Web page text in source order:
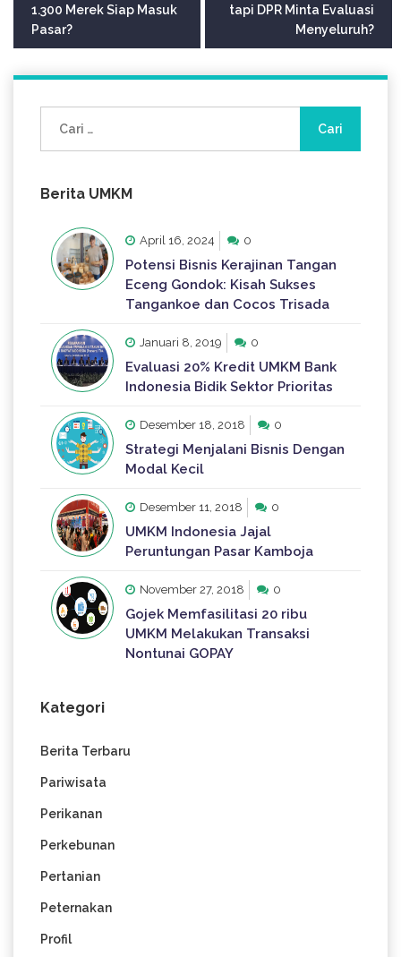
1.300 Merek Siap Masuk
Pasar?
tapi DPR Minta Evaluasi
Menyeluruh?
untuk:
Berita UMKM
April 16, 2024 0
Potensi Bisnis Kerajinan Tangan
Eceng Gondok: Kisah Sukses
Tangankoe dan Cocos Trisada
Januari 8, 2019 0
Evaluasi 20% Kredit UMKM Bank
Indonesia Bidik Sektor Prioritas
Desember 18, 2018 0
Strategi Menjalani Bisnis Dengan
Modal Kecil
Desember 11, 2018 0
UMKM Indonesia Jajal
Peruntungan Pasar Kamboja
November 27, 2018 0
Gojek Memfasilitasi 20 ribu
UMKM Melakukan Transaksi
Nontunai GOPAY
Kategori
Berita Terbaru
Pariwisata
Perikanan
Perkebunan
Pertanian
Peternakan
Profil